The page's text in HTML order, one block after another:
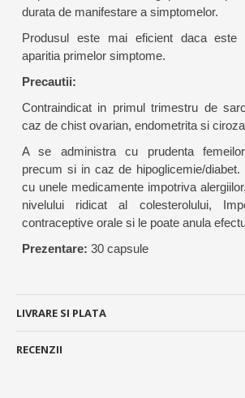
durata de manifestare a simptomelor.
Produsul este mai eficient daca este
aparitia primelor simptome.
Precautii:
Contraindicat in primul trimestru de
caz de chist ovarian, endometrita si
A se administra cu prudenta
precum si in caz de hipoglicemie/diabet.
cu unele medicamente impotriva
nivelului ridicat al colesterolului,
contraceptive orale si le poate anula
Prezentare: 30 capsule
LIVRARE SI PLATA
RECENZII